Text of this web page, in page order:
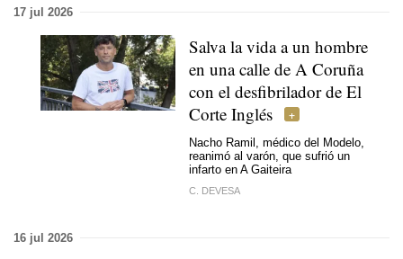
17 jul 2026
Salva la vida a un hombre
en una calle de A Coruña
con el desfibrilador de El
Corte Inglés
Nacho Ramil, médico del Modelo,
reanimó al varón, que sufrió un
infarto en A Gaiteira
C. DEVESA
16 jul 2026